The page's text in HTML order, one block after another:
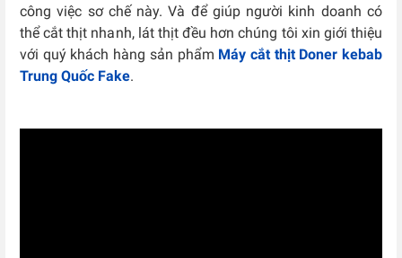
công việc sơ chế này. Và để giúp người kinh doanh có
thể cắt thịt nhanh, lát thịt đều hơn chúng tôi xin giới thiệu
với quý khách hàng sản phẩm Máy cắt thịt Doner kebab
Trung Quốc Fake.